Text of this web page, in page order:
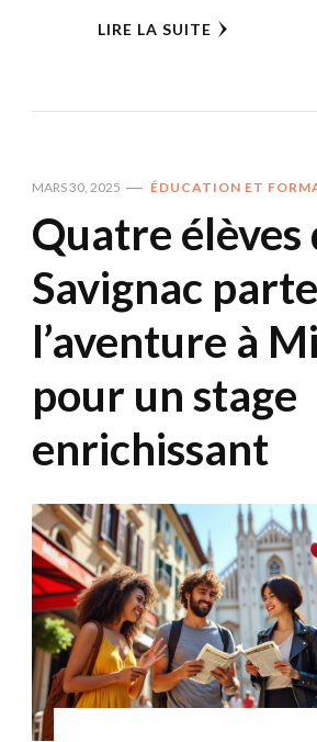
LIRE LA SUITE
MARS 30, 2025 ÉDUCATION ET
Quatre élèves
Savignac
l’aventure à
pour un stage
enrichissant